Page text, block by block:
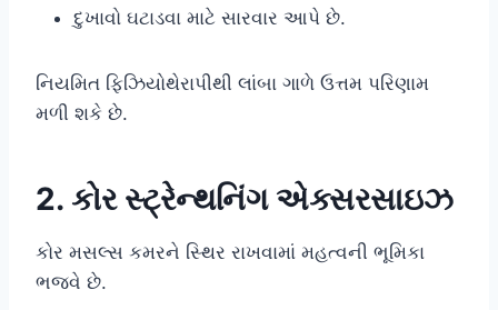
દુખાવો ઘટાડવા માટે સારવાર આપે છે.
નિયમિત ફિઝિયોથેરાપીથી લાંબા ગાળે ઉત્તમ પરિણામ
મળી શકે છે.
2. કોર સ્ટ્રેન્થનિંગ એક્સરસાઇઝ
કોર મસલ્સ કમરને સ્થિર રાખવામાં મહત્વની ભૂમિકા
ભજવે છે.